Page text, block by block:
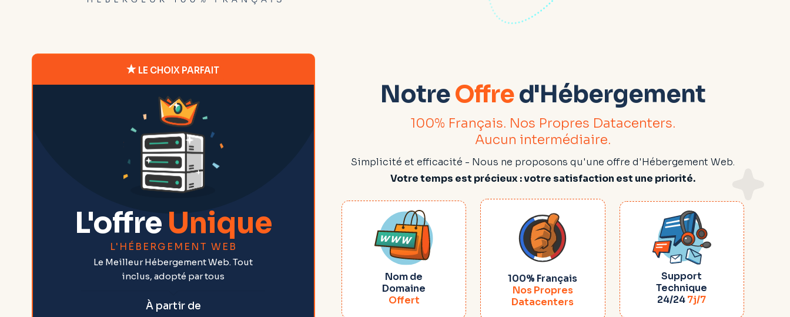
LE CHOIX PARFAIT
L'offre Unique
L'HÉBERGEMENT WEB
Le Meilleur Hébergement Web. Tout
inclus, adopté par tous
À partir de
NotreOffred'Hébergement
100% Français. Nos Propres Datacenters.
Aucun intermédiaire.
Simplicité et efficacité - Nous ne proposons qu'une offre d'Hébergement Web.
Votre temps est précieux : votre satisfaction est une priorité.
Nom de
Domaine
Offert
100% Français
Nos Propres
Datacenters
Support
Technique
24/247j/7